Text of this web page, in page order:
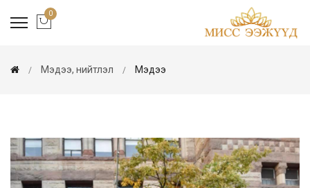
0
Мэдээ, нийтлэл Мэдээ